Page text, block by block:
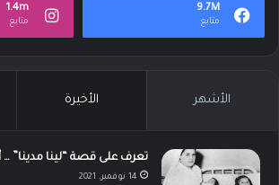
9.7M
متابع
1.4m
متابع
الأشهر الأخيرة
تعرف على قصة “لينا مدينا” …
14 نوفمبر، 2021